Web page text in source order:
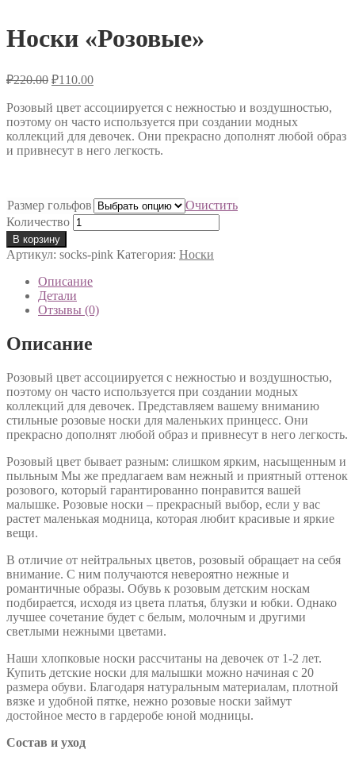
Носки «Розовые»
₽220.00 ₽110.00
Розовый цвет ассоциируется с нежностью и воздушностью,
поэтому он часто используется при создании модных
коллекций для девочек. Они прекрасно дополнят любой образ
и привнесут в него легкость.
Размер гольфов
Очистить
Количество
В корзину
Артикул: socks-pink Категория: Носки
Описание
Детали
Отзывы (0)
Описание
Розовый цвет ассоциируется с нежностью и воздушностью,
поэтому он часто используется при создании модных
коллекций для девочек. Представляем вашему вниманию
стильные розовые носки для маленьких принцесс. Они
прекрасно дополнят любой образ и привнесут в него легкость.
Розовый цвет бывает разным: слишком ярким, насыщенным и
пыльным Мы же предлагаем вам нежный и приятный оттенок
розового, который гарантированно понравится вашей
малышке. Розовые носки – прекрасный выбор, если у вас
растет маленькая модница, которая любит красивые и яркие
вещи.
В отличие от нейтральных цветов, розовый обращает на себя
внимание. С ним получаются невероятно нежные и
романтичные образы. Обувь к розовым детским носкам
подбирается, исходя из цвета платья, блузки и юбки. Однако
лучшее сочетание будет с белым, молочным и другими
светлыми нежными цветами.
Наши хлопковые носки рассчитаны на девочек от 1-2 лет.
Купить детские носки для малышки можно начиная с 20
размера обуви. Благодаря натуральным материалам, плотной
вязке и удобной пятке, нежно розовые носки займут
достойное место в гардеробе юной модницы.
Состав и уход